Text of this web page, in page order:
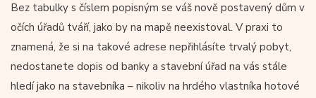
Bez tabulky s číslem popisným se váš nově postavený dům v
očích úřadů tváří, jako by na mapě neexistoval. V praxi to
znamená, že si na takové adrese nepřihlásíte trvalý pobyt,
nedostanete dopis od banky a stavební úřad na vás stále
hledí jako na stavebníka – nikoliv na hrdého vlastníka hotové